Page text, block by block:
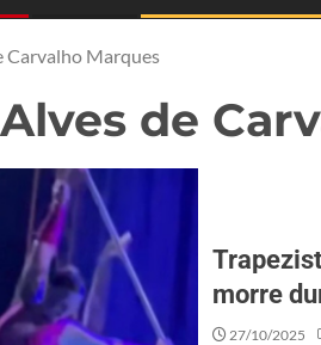
Carvalho Marques
de
morre
27/10/2025